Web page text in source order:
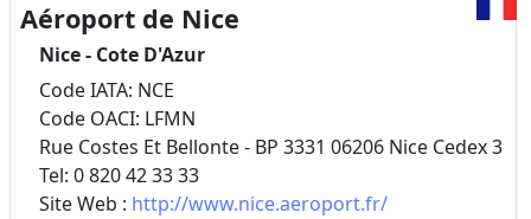
Aéroport de Nice
Nice - Cote D'Azur
Code IATA: NCE
Code OACI: LFMN
Rue Costes Et Bellonte - BP 3331 06206 Nice Cedex 3
Tel: 0 820 42 33 33
Site Web : http://www.nice.aeroport.fr/